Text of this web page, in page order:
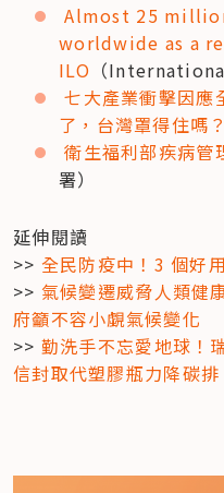
Almost 25
worldwide as a
ILO （
七大產業衝擊因應
了，台灣罩得住嗎？
衛生福利部疾病管
署）
延伸閱讀
>> 全民防疫中！3 個好
>> 氣候變遷威脅人類健
府籲不容小覷氣候變化
>> 勤洗手不忘愛地球！
信封取代塑膠瓶力降碳排